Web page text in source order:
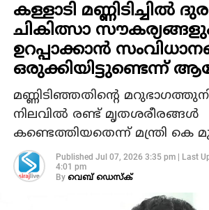
കള്ളാടി മണ്ണിടിച്ചിൽ
ചികിത്സാ
ഉറപ്പാക്കാൻ
ഒരുക്കിയിട്ടുണ്ടെന്ന്
മണ്ണിടിഞ്ഞതിന്റെ
നിലവിൽ രണ്ട് മൃതശരീരങ്ങൾ
കണ്ടെത്തിയതെന്ന് മന്ത്രി കെ
Published Jul 07, 2026 3:35 pm| Last
4:01 pm
By വെബ് ഡെസ്‌ക്